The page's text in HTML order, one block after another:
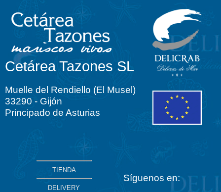
Cetárea Tazones SL
Muelle del Rendiello (El Musel)
33290 - Gijón
Principado de Asturias
TIENDA
DELIVERY
Síguenos en: